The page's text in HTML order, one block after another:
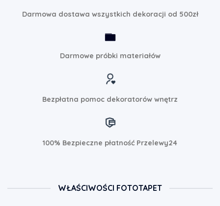
Darmowa dostawa wszystkich dekoracji od 500zł
Darmowe próbki materiałów
Bezpłatna pomoc dekoratorów wnętrz
100% Bezpieczne płatność Przelewy24
WŁAŚCIWOŚCI FOTOTAPET